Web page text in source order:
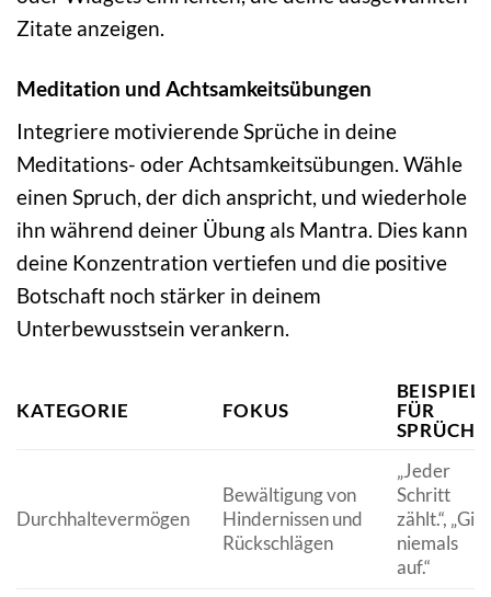
Zitate anzeigen.
Meditation und Achtsamkeitsübungen
Integriere motivierende Sprüche in deine
Meditations- oder Achtsamkeitsübungen. Wähle
einen Spruch, der dich anspricht, und wiederhole
ihn während deiner Übung als Mantra. Dies kann
deine Konzentration vertiefen und die positive
Botschaft noch stärker in deinem
Unterbewusstsein verankern.
KATEGORIE FOKUS
FÜR
SPRÜCHE
Durchhaltevermögen
Bewältigung von
Hindernissen und
Rückschlägen
„Jeder
Schritt
zählt.“, „Gib
niemals
auf.“